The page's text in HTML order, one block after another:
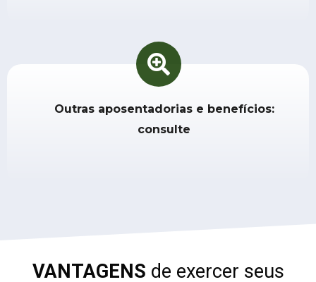
Outras aposentadorias e benefícios:
consulte
VANTAGENS de exercer seus